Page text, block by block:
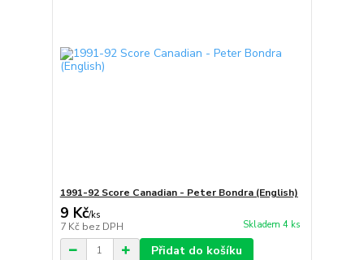
1991-92 Score Canadian - Peter Bondra (English)
9 Kč/ks
7 Kč bez DPH Skladem 4 ks
Přidat do košíku